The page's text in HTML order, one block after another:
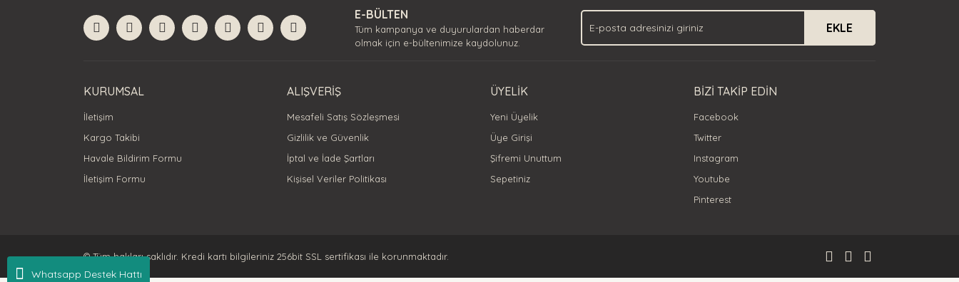
Whatsapp Destek Hattı
Ürün açıklamasında eksik bilgiler bulunuyor.
Bu ürüne benzer farklı alternatifler olmalı.
Gönder
E-BÜLTEN
Tüm kampanya ve duyurulardan haberdar
olmak için e-bültenimize kaydolunuz.
EKLE
KURUMSAL
İletişim
Kargo Takibi
Havale Bildirim Formu
İletişim Formu
ALIŞVERİŞ
Mesafeli Satış Sözleşmesi
Gizlilik ve Güvenlik
İptal ve İade Şartları
Kişisel Veriler Politikası
ÜYELİK
Yeni Üyelik
Üye Girişi
Şifremi Unuttum
Sepetiniz
BİZİ TAKİP EDİN
Facebook
Twitter
Instagram
Youtube
Pinterest
© Tüm hakları saklıdır. Kredi kartı bilgileriniz 256bit SSL sertifikası ile korunmaktadır.